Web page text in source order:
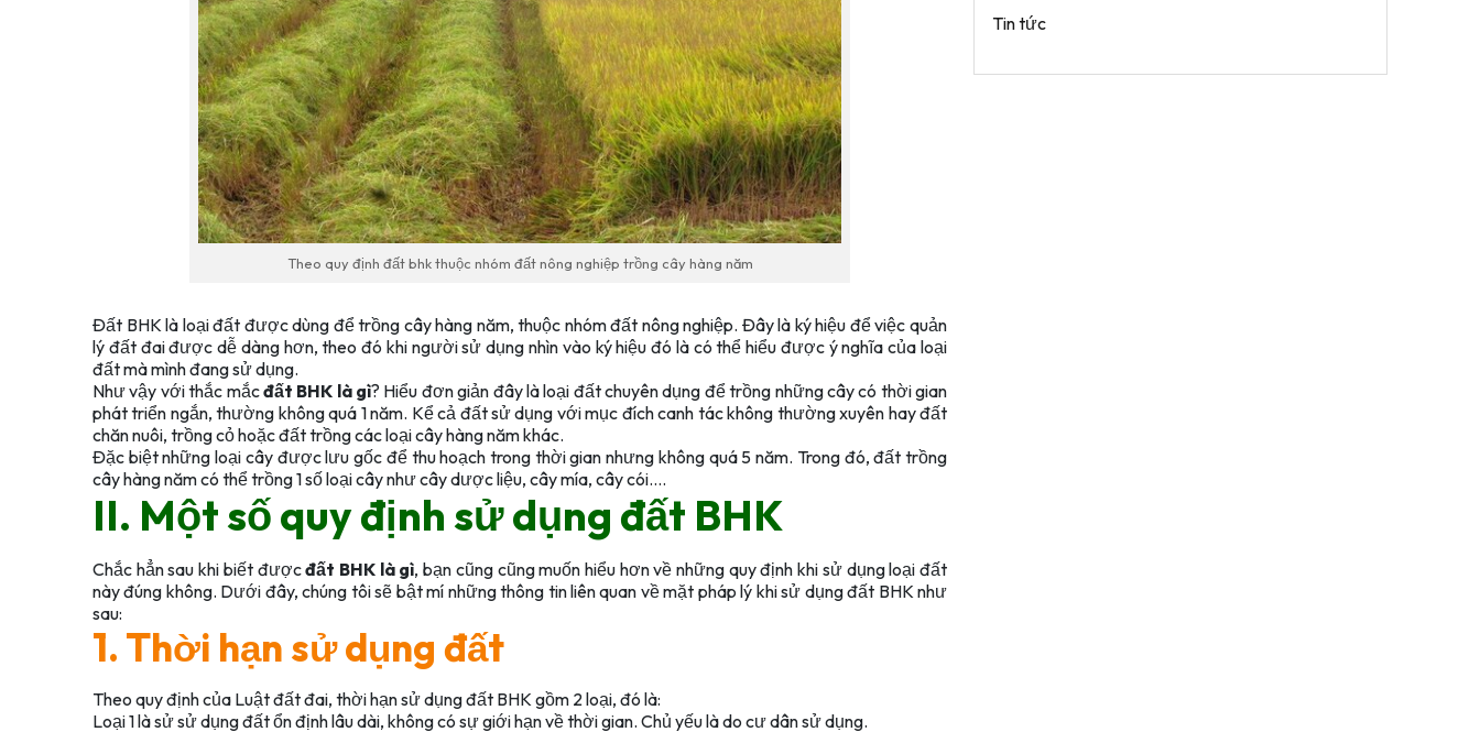
Theo quy định đất bhk thuộc nhóm đất nông nghiệp trồng cây hàng năm
Đất BHK là loại đất được dùng để trồng cây hàng năm, thuộc nhóm đất nông nghiệp. Đây là ký hiệu để việc quản
lý đất đai được dễ dàng hơn, theo đó khi người sử dụng nhìn vào ký hiệu đó là có thể hiểu được ý nghĩa của loại
đất mà mình đang sử dụng.
Như vậy với thắc mắcđất BHK là gì? Hiểu đơn giản đây là loại đất chuyên dụng để trồng những cây có thời gian
phát triển ngắn, thường không quá 1 năm. Kể cả đất sử dụng với mục đích canh tác không thường xuyên hay đất
chăn nuôi, trồng cỏ hoặc đất trồng các loại cây hàng năm khác.
Đặc biệt những loại cây được lưu gốc để thu hoạch trong thời gian nhưng không quá 5 năm. Trong đó, đất trồng
cây hàng năm có thể trồng 1 số loại cây như cây dược liệu, cây mía, cây cói….
II. Một số quy định sử dụng đất BHK
Chắc hẳn sau khi biết đượcđất BHK là gì, bạn cũng cũng muốn hiểu hơn về những quy định khi sử dụng loại đất
này đúng không. Dưới đây, chúng tôi sẽ bật mí những thông tin liên quan về mặt pháp lý khi sử dụng đất BHK như
sau:
1. Thời hạn sử dụng đất
Theo quy định của Luật đất đai, thời hạn sử dụng đất BHK gồm 2 loại, đó là:
Loại 1 là sử sử dụng đất ổn định lâu dài, không có sự giới hạn về thời gian. Chủ yếu là do cư dân sử dụng.
Tin tức